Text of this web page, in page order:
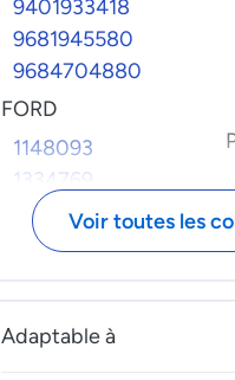
9401933418
9681945580
9684704880
FORD
1148093
1334769
1334919
1352784
1376439
Voir toutes les
Adaptable à